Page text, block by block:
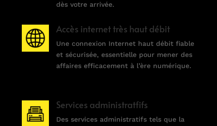
dès votre arrivée.
Accès internet très haut débit
Une connexion Internet haut débit fiable
et sécurisée, essentielle pour mener des
affaires efficacement à l’ère numérique.
Services administratfifs
Des services administratifs tels que la